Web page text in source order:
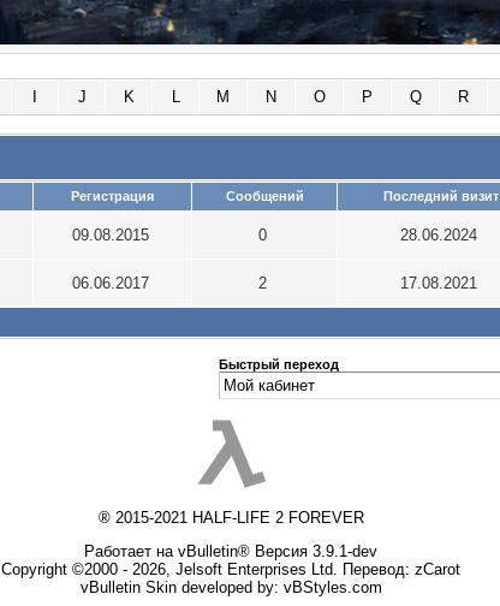
J K L M N O P Q R
Регистрация Сообщений Последний визит
09.08.2015 0 28.06.2024
06.06.2017 2 17.08.2021
Быстрый переход
® 2015-2021 HALF-LIFE 2 FOREVER
Работает на vBulletin® Версия 3.9.1-dev
Copyright ©2000 - 2026, Jelsoft Enterprises Ltd. Перевод: zCarot
vBulletin Skin developed by: vBStyles.com